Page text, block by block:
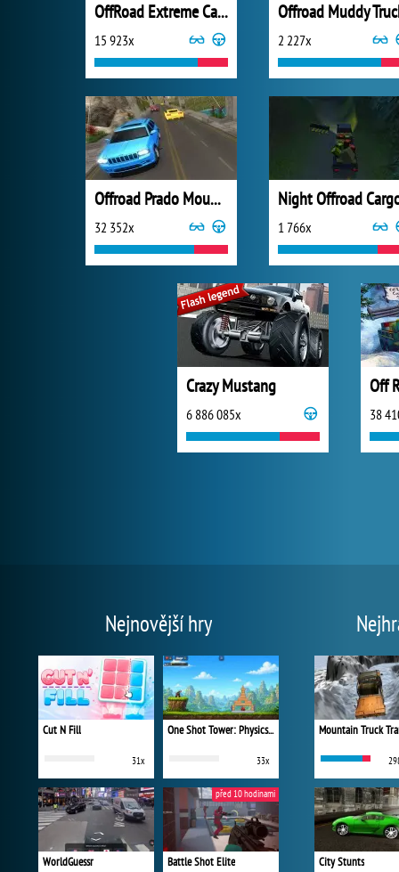
OffRoad Extreme Car Racing
15 923x
Offroad Muddy
2 227x
Offroad Prado Mountain Hill Climbing
32 352x
Night Offroad
1 766x
Crazy Mustang
6 886 085x 38
Nejnovější hry
Cut N Fill
31x
One Shot Tower: Physics Destroyer
33x
WorldGuessr Battle Shot Elite
před 10 hodinami
Mountain Truck
City Stunts